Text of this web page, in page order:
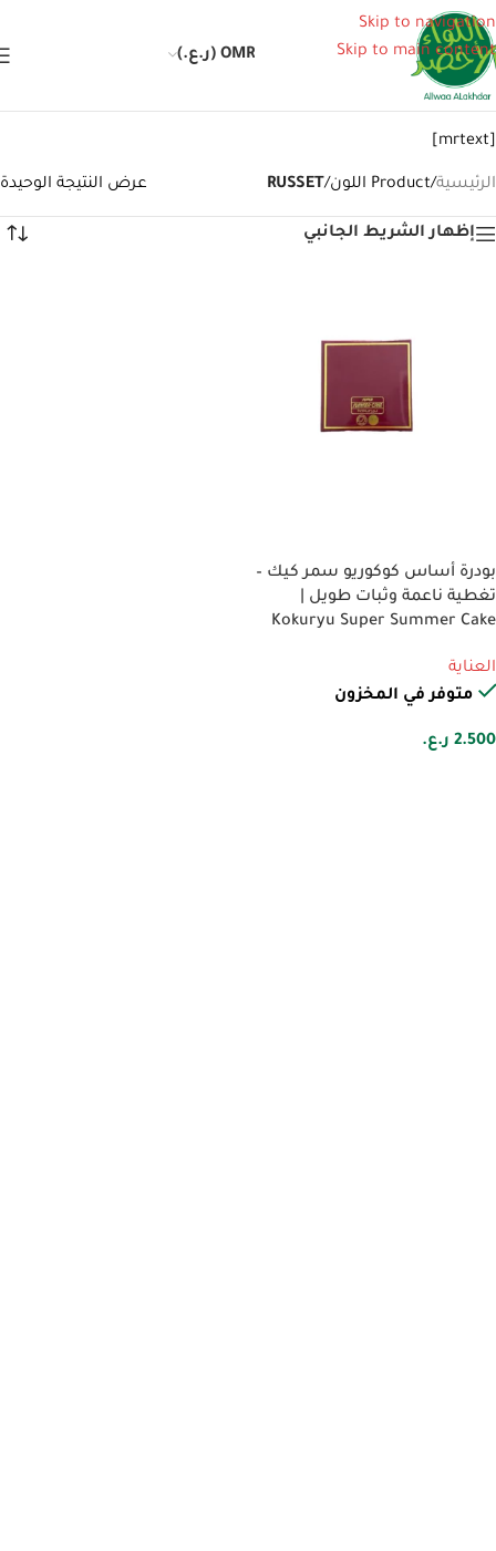
Skip to navigation
Skip to main content
OMR (ر.ع.)
[mrtext]
الرئيسية/Product اللون /
RUSSET عرض النتيجة الوحيدة
إظهار الشريط الجانبي
بودرة أساس كوكوريو سمر كيك –
تغطية ناعمة وثبات طويل |
Kokuryu Super Summer Cake
العناية
متوفر في المخزون
2.500 ر.ع.